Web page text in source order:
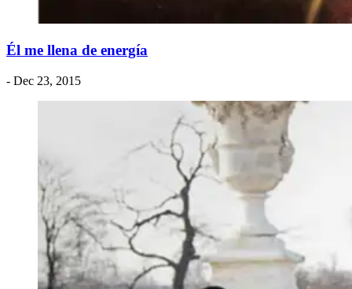
Él me llena de energía
- Dec 23, 2015